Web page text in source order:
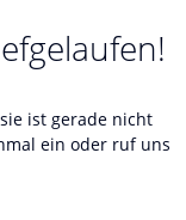
ist gerade nicht
ein oder ruf uns